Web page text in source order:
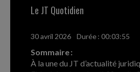
Le JT Quotidien
30 avril 2026 Durée : 00:03:55
Sommaire :
À la une du JT d’actualité